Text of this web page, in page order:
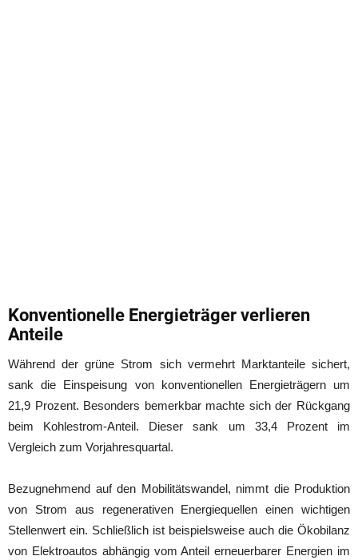
Konventionelle Energieträger verlieren
Anteile
Während der grüne Strom sich vermehrt Marktanteile sichert,
sank die Einspeisung von konventionellen Energieträgern um
21,9 Prozent. Besonders bemerkbar machte sich der Rückgang
beim Kohlestrom-Anteil. Dieser sank um 33,4 Prozent im
Vergleich zum Vorjahresquartal.
Bezugnehmend auf den Mobilitätswandel, nimmt die Produktion
von Strom aus regenerativen Energiequellen einen wichtigen
Stellenwert ein. Schließlich ist beispielsweise auch die Ökobilanz
von Elektroautos abhängig vom Anteil erneuerbarer Energien im